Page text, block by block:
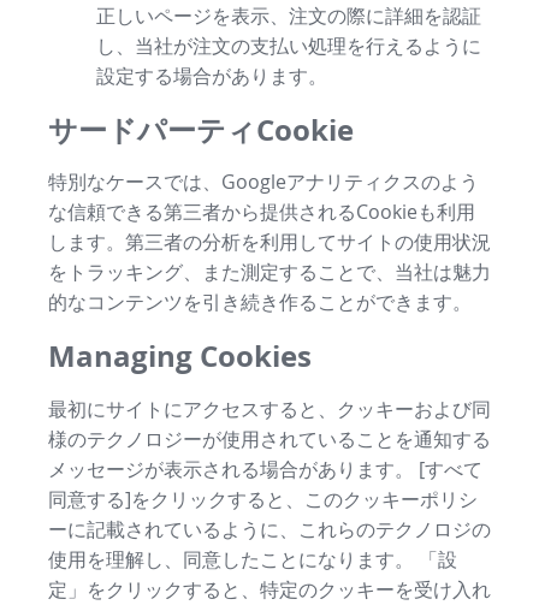
正しいページを表示、注文の際に詳細を認証
し、当社が注文の支払い処理を行えるように
設定する場合があります。
サードパーティCookie
特別なケースでは、Googleアナリティクスのよう
な信頼できる第三者から提供されるCookieも利用
します。第三者の分析を利用してサイトの使用状況
をトラッキング、また測定することで、当社は魅力
的なコンテンツを引き続き作ることができます。
Managing Cookies
最初にサイトにアクセスすると、クッキーおよび同
様のテクノロジーが使用されていることを通知する
メッセージが表示される場合があります。 [すべて
同意する]をクリックすると、このクッキーポリシ
ーに記載されているように、これらのテクノロジの
使用を理解し、同意したことになります。 「設
定」をクリックすると、特定のクッキーを受け入れ